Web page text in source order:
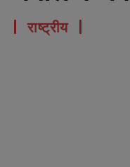
राष्ट्रीय